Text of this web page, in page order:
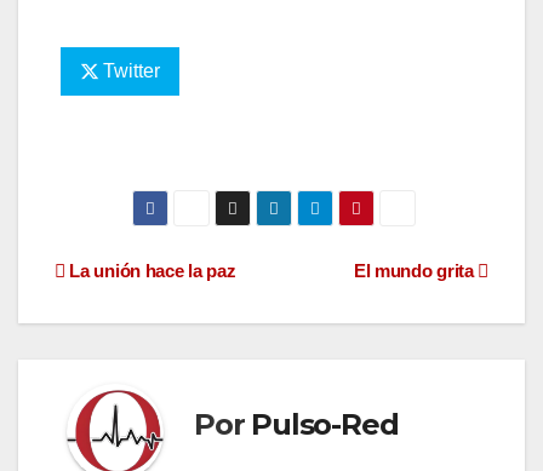
Twitter
Navegación
de
El mundo grita
La unión hace la paz
Por Pulso-Red